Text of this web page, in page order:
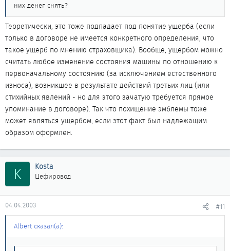
них денег снять?
Теоретически, это тоже подпадает под понятие ущерба (если
только в договоре не имеется конкретного определения, что
такое ущерб по мнению страховщика). Вообще, ущербом можно
считать любое изменение состояния машины по отношению к
первоначальному состоянию (за исключением естественного
износа), возникшее в результате действий третьих лиц (или
стихийных явлений - но для этого зачатую требуется прямое
упоминание в договоре). Так что похищение эмблемы тоже
может являться ущербом, если этот факт был надлежащим
образом оформлен.
K Kosta
Цефировод
04.04.2003 #11
Albert сказал(а):